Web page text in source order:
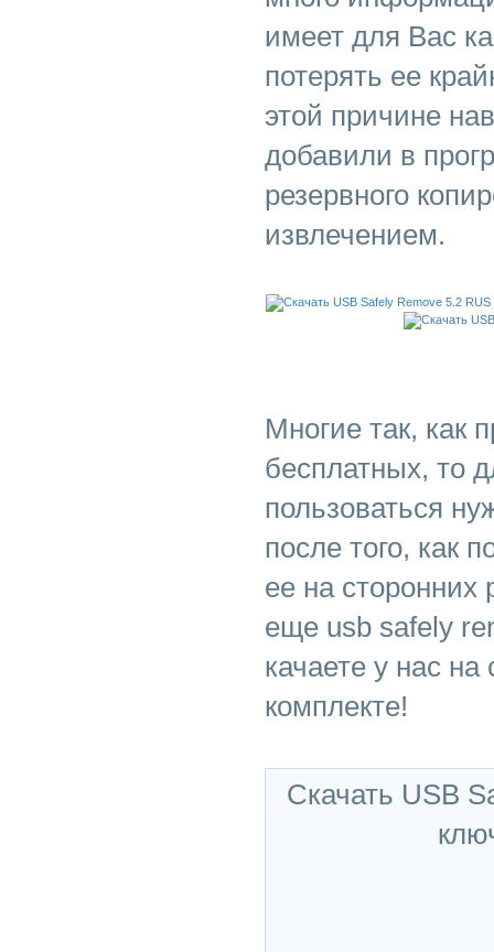
имеет для Вас
потерять ее
этой причине
добавили в
резервного
извлечением.
Многие так, как
бесплатных, то
пользоваться
после того, как
ее на сторонних
еще usb safely
качаете у нас на
комплекте!
Скачать USB